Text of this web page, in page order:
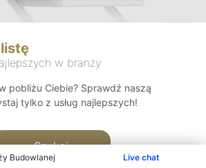
Budowlanej Live chat
w branży
pobliżu Ciebie? Sprawdź naszą
tylko z usług najlepszych!
Szukaj